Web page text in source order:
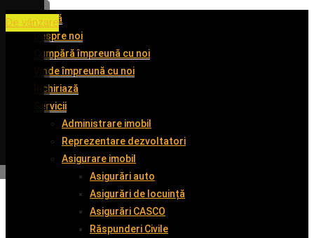
Acasă
Despre noi
Cumpără împreună cu noi
Vinde împreună cu noi
Închiriază
Servicii
Administrare imobil
Reprezentare dezvoltatori
Asigurare imobil
Asigurări auto
Asigurări de locuință
Asigurări CASCO
Răspunderi Civile
De vânzare
De vânzare
De vânzare
De vânzare